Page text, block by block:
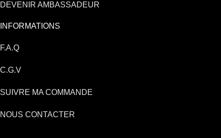
DEVENIR AMBASSADEUR
INFORMATIONS
F.A.Q
C.G.V
SUIVRE MA COMMANDE
NOUS CONTACTER